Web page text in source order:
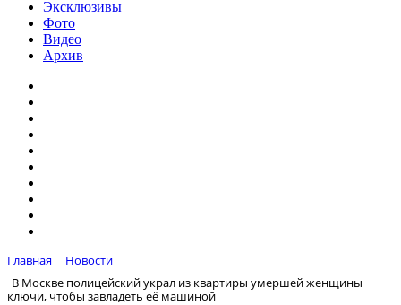
Эксклюзивы
Фото
Видео
Архив
Главная
Новости
В Москве полицейский украл из квартиры умершей женщины
ключи, чтобы завладеть её машиной